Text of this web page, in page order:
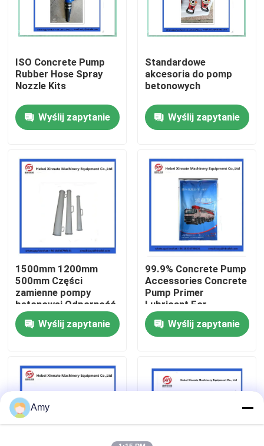
Dom
Filmy
Wycieczka po fabryce
Kontrola jakości
Skontaktuj się z nami
Poprosić o wycenę
CZĘŚCI DO POMP DO BETONU PUTZMEISTER
Części pomp betonowych Schwing
ISO Concrete Pump
Rubber Hose Spray
Nozzle Kits
Wyślij zapytanie
Standardowe
akcesoria do pomp
betonowych
Wyślij zapytanie
1500mm 1200mm
500mm Części
zamienne pompy
betonowej Odporność
na zużycie Zwykły
reduktorWyślij zapytanie
99.9% Concrete Pump
Accessories Concrete
Pump Primer
Lubricant For
Concrete Pumping
Pipe Wyślij zapytanie
Amy